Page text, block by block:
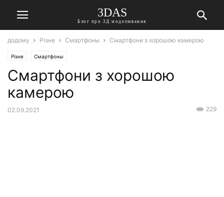
3DAS
Блог про 3Д моделювання
додому Різне Смартфоны Смартфони з хорошою камерою
Різне Смартфоны
Смартфони з хорошою
камерою
02.09.2021 229